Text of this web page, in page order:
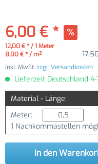
6,00 € *
12,00 € * / 1 Meter
8,00 € * / m²
inkl. MwSt.zzgl. Versandkosten
Lieferzeit Deutschland
Material - Länge:
Meter:
1 Nachkommastellen
In den